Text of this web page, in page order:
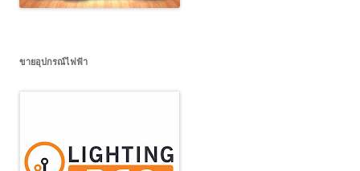
ขายอุปกรณ์ไฟฟ้า